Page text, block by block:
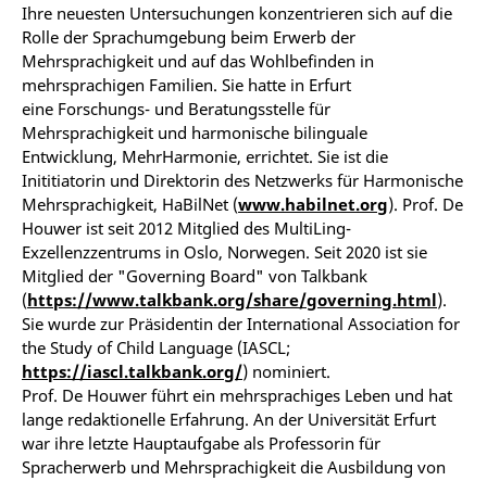
Ihre neuesten Untersuchungen konzentrieren sich auf die
Rolle der Sprachumgebung beim Erwerb der
Mehrsprachigkeit und auf das Wohlbefinden in
mehrsprachigen Familien. Sie hatte in Erfurt
eine Forschungs- und Beratungsstelle für
Mehrsprachigkeit und harmonische bilinguale
Entwicklung, MehrHarmonie, errichtet. Sie ist die
Inititiatorin und Direktorin des Netzwerks für Harmonische
Mehrsprachigkeit, HaBilNet (www.habilnet.org). Prof. De
Houwer ist seit 2012 Mitglied des MultiLing-
Exzellenzzentrums in Oslo, Norwegen. Seit 2020 ist sie
Mitglied der "Governing Board" von Talkbank
(https://www.talkbank.org/share/governing.html).
Sie wurde zur Präsidentin der International Association for
the Study of Child Language (IASCL;
https://iascl.talkbank.org/) nominiert.
Prof. De Houwer führt ein mehrsprachiges Leben und hat
lange redaktionelle Erfahrung. An der Universität Erfurt
war ihre letzte Hauptaufgabe als Professorin für
Spracherwerb und Mehrsprachigkeit die Ausbildung von